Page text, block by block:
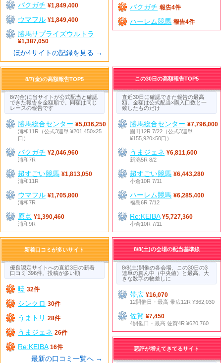
バクガチ ¥1,849,400
ウマフル ¥1,849,400
勝馬サプライズウルトラ
¥1,387,050
ほか4サイトの記録を見る →
バクガチ 報告4件
ハーレム競馬 報告4件
8/7(金)の高額報告TOP5
8/7(金)に当サイトが公式配当と確認
できた報告を金額順で。同額は同じ
レースの報告です
勝馬総合センター ¥5,036,250
浦和11R（公式3連単 ¥201,450×25
口）
バクガチ ¥2,046,960
浦和7R
超すごい競馬 ¥1,813,050
浦和11R
ウマフル ¥1,705,800
浦和7R
原点 ¥1,390,460
浦和9R
この30日の高額報告TOP5
直近30日に確認できた報告の最高
額。金額は公式配当×購入口数と一
致したものだけ
勝馬総合センター ¥7,796,000
園田12R 7/22（公式3連単
¥155,920×50口）
うまジェネ ¥6,811,600
新潟5R 8/2
超すごい競馬 ¥6,443,280
小倉10R 7/11
ハーレム競馬 ¥6,285,400
福島6R 7/12
Re:KEIBA ¥5,727,360
小倉10R 7/11
新着口コミが多いサイト
優良認定サイトへの直近3日の新着
口コミ 396件。投稿が多い順
暁 32件
シンクロ 30件
うまトリ 28件
うまジェネ 26件
Re:KEIBA 16件
最新の口コミ一覧へ →
8/8(土)の会場の配当基準線
8/8(土)開催の各会場、この30日の3
連単の真ん中（中央値）と最高。大
きな数字の物差しに
帯広¥16,070
12開催日・最高 帯広12R ¥362,030
佐賀¥7,450
4開催日・最高 佐賀4R ¥620,760
悪評が増えてきてるサイト